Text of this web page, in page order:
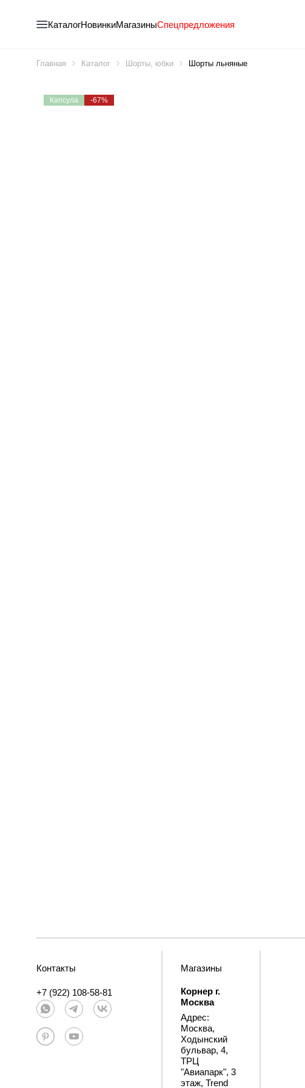
КаталогНовинкиМагазиныСпецпредложения
Главная Каталог Шорты, юбки Шорты льняные
Капсула -67%
Контакты
+7 (922) 108-58-81
Магазины
Корнер г.
Москва
Адрес:
Москва,
Ходынский
бульвар, 4,
ТРЦ
"Авиапарк", 3
этаж, Trend